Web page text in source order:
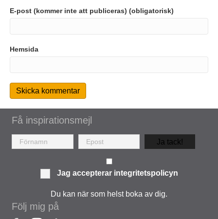
E-post (kommer inte att publiceras) (obligatorisk)
Hemsida
Få inspirationsmejl
Ja tack!
Jag accepterar integritetspolicyn
Du kan när som helst boka av dig.
Följ mig på